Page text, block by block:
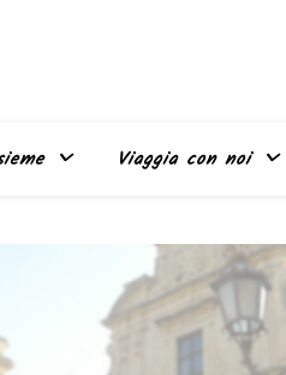
Viaggia con noi